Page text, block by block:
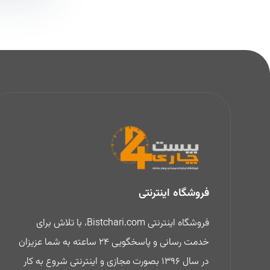
فروشگاه اینترنتی
فروشگاه اینترنتی Bistchari.com، با تلاش برای
خدمت رسانی و پاسخگویی 24 ساعته به شما عزیزان
در سال 1396 بصورت مجازی و اینترنتی شروع به کار